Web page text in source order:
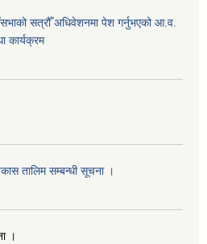
सत्रौँ अधिवेशनमा पेश गर्नुभएको आ.व.
कार्यक्रम
तालिम सम्बन्धी सूचना ‌।
।